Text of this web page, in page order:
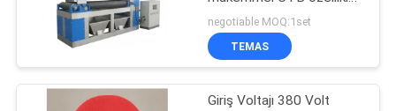
GEÇIN
HABERLER
Yüksek Derece
Manyetik Ayırıcı
ve güç kaynağı
50Hz60Hz dahil olmak
üzere manyetik ayırma
negotiable MOQ:1set
TEMAS
Giriş Voltajı 380 Volt